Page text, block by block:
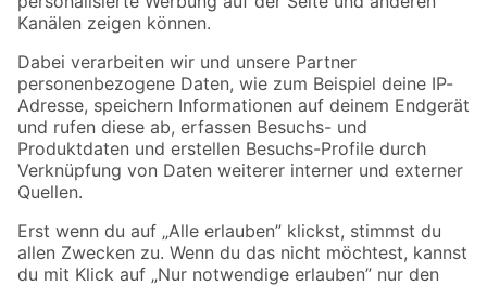
Folge uns
Zahlungsarten Versandarten
Sicher einkaufen